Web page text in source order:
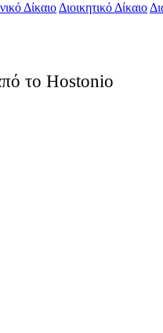
Δίκαιο Διοικητικό Δίκαιο
το Hostonio